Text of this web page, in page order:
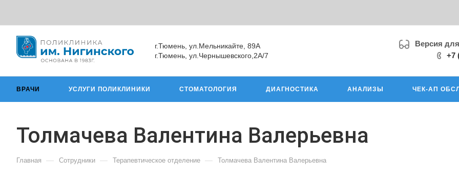
г.Тюмень, ул.Мельникайте, 89А
г.Тюмень, ул.Чернышевского,2А/7
Версия
+7
ВРАЧИ УСЛУГИ ПОЛИКЛИНИКИ СТОМАТОЛОГИЯ ДИАГНОСТИКА АНАЛИЗЫ ЧЕК-АП
Толмачева Валентина Валерьевна
Главная — Сотрудники — Терапевтическое отделение — Толмачева Валентина Валерьевна